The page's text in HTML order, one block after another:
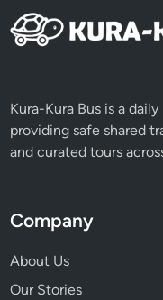
Kura-Kura Bus is a
providing safe shared
and curated tours
Company
About Us
Our Stories